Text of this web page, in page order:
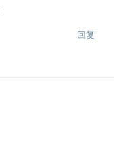
回复